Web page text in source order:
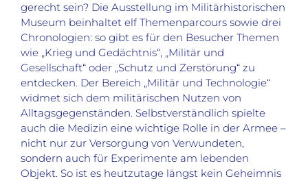
gerecht sein? Die Ausstellung im Militärhistorischen
Museum beinhaltet elf Themenparcours sowie drei
Chronologien: so gibt es für den Besucher Themen
wie „Krieg und Gedächtnis“, „Militär und
Gesellschaft“ oder „Schutz und Zerstörung“ zu
entdecken. Der Bereich „Militär und Technologie“
widmet sich dem militärischen Nutzen von
Alltagsgegenständen. Selbstverständlich spielte
auch die Medizin eine wichtige Rolle in der Armee –
nicht nur zur Versorgung von Verwundeten,
sondern auch für Experimente am lebenden
Objekt. So ist es heutzutage längst kein Geheimnis